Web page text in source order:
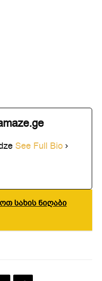
See Full Bio
სახის ნიღაბი